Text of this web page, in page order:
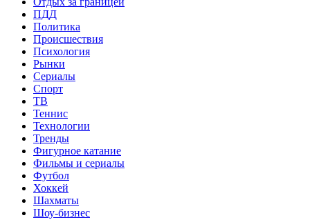
ПДД
Политика
Происшествия
Психология
Рынки
Сериалы
Спорт
ТВ
Теннис
Технологии
Тренды
Фигурное катание
Фильмы и сериалы
Футбол
Хоккей
Шахматы
Шоу-бизнес